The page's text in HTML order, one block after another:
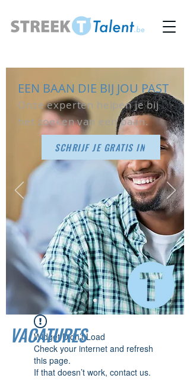
Onze experten helpen je bij
het zoeken van een baan.
SCHRIJF JE GRATIS IN
EEN BAAN DIE BIJ JOU PAST
Widget Didn’t Load
Check your internet and refresh
this page.
If that doesn’t work, contact us.
VACATURES